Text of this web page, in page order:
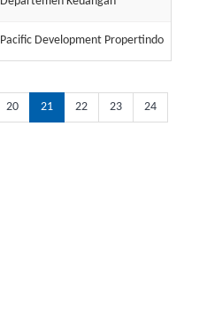
Pacific Development Propertindo
20 21 22 23 24